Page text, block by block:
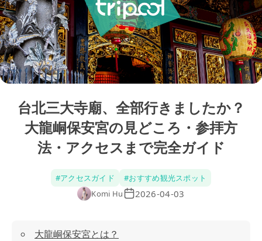
台北三大寺廟、全部行きましたか？
大龍峒保安宮の見どころ・参拝方
法・アクセスまで完全ガイド
#アクセスガイド #おすすめ観光スポット
Komi Hu
2026-04-03
大龍峒保安宮とは？